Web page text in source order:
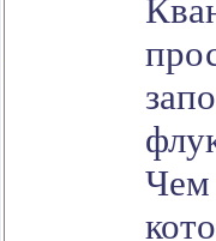
Чем